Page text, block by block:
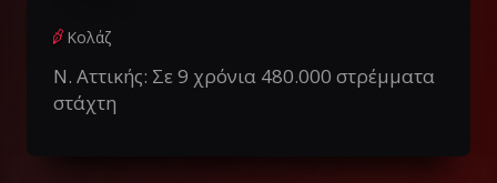
Κολάζ
Ν. Αττικής: Σε 9 χρόνια 480.000 στρέμματα
στάχτη